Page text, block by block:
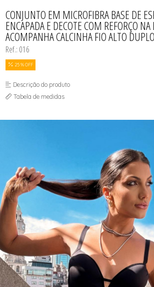
MATERNIDADE
SEM COSTURA
TOP
CONJUNTO EM MICROFIBRA BASE DE
ENCAPADA E DECOTE COM REFORÇO NA
ACOMPANHA CALCINHA FIO ALTO DUPLO
Ref.: 016
25 % OFF
Descrição do produto
Tabela de medidas